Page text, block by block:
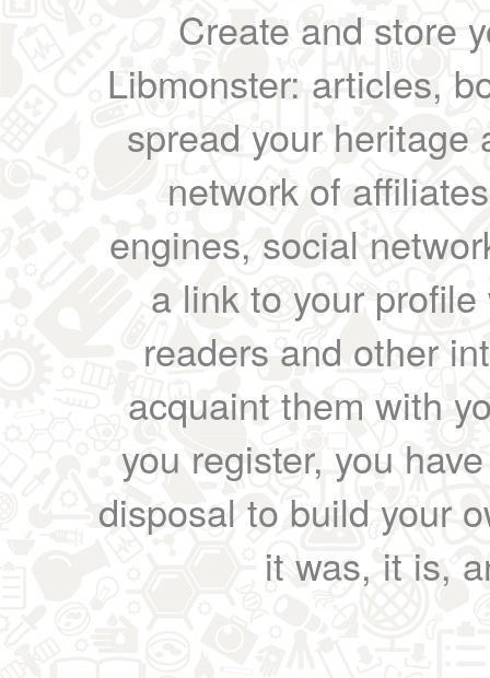
Create and store
Libmonster: articles,
spread your heritage
network of
engines, social
a link to your
readers and other
acquaint them with
you register, you
disposal to build your
it was, it is,